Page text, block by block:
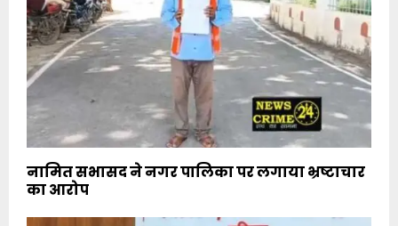
नामित सभासद ने नगर पालिका पर लगाया भ्रष्टाचार
का आरोप